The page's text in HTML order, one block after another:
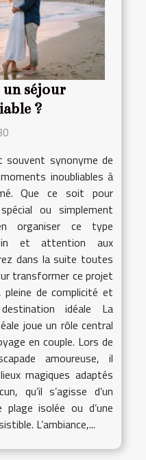
séjour
?
souvent synonyme de
inoubliables à
Que ce soit pour
ou simplement
organiser ce type
et attention aux
dans la suite toutes
transformer ce projet
pleine de complicité et
idéale La
joue un rôle central
en couple. Lors de
amoureuse, il
magiques adaptés
qu’il s’agisse d’un
plage isolée ou d’une
L’ambiance,...